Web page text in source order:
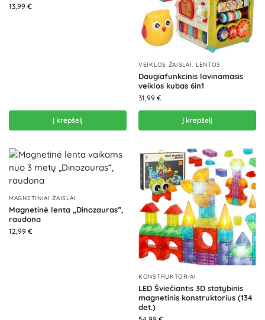
13,99 €
Į krepšelį
VEIKLOS ŽAISLAI, LENTOS
Daugiafunkcinis lavinamasis
veiklos kubas 6in1
31,99 €
Į krepšelį
MAGNETINIAI ŽAISLAI
Magnetinė lenta „Dinozauras”,
raudona
12,99 €
KONSTRUKTORIAI
LED Šviečiantis 3D statybinis
magnetinis konstruktorius (134
det.)